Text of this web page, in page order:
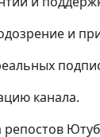
и
канала.
репостов